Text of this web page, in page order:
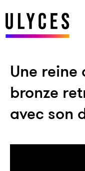
Une reine
bronze
avec son